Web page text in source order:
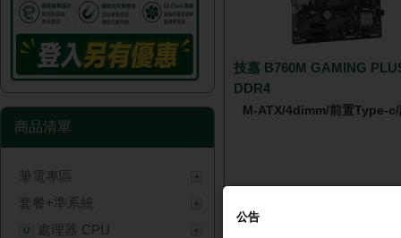
商品清單
筆電專區
套餐+準系統
U 處理器 CPU
技嘉 B760M GAMING
DDR4
M-ATX/4dimm/前置Type-
公告